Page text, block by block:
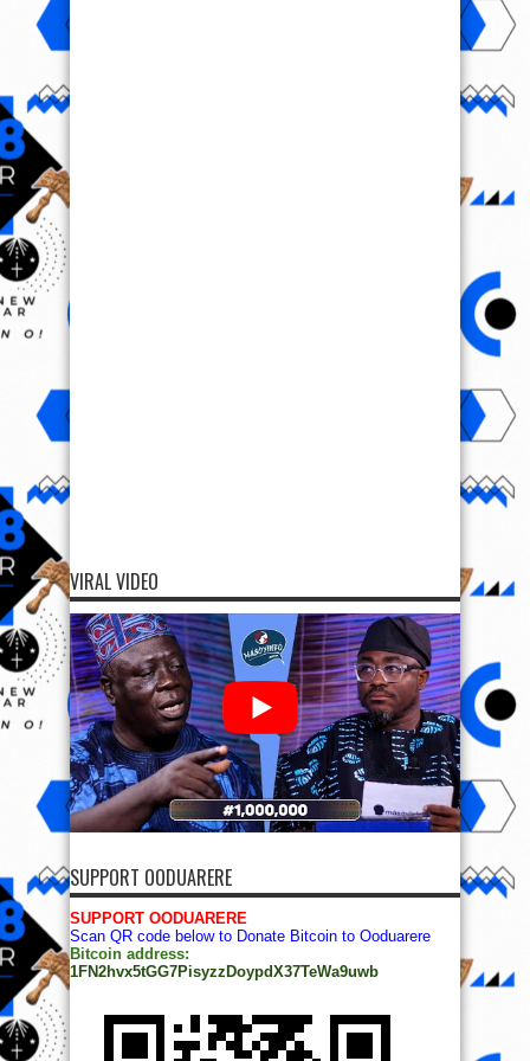
VIRAL VIDEO
SUPPORT OODUARERE
SUPPORT OODUARERE
Scan QR code below to Donate Bitcoin to Ooduarere
Bitcoin address:
1FN2hvx5tGG7PisyzzDoypdX37TeWa9uwb